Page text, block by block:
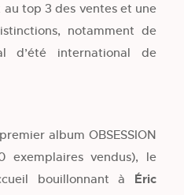
top 3 des ventes et une
notamment de
d’été international de
album OBSESSION
exemplaires vendus), le
bouillonnant à Éric